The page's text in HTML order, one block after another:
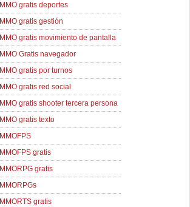
MMO gratis deportes
MMO gratis gestión
MMO gratis movimiento de pantalla
MMO Gratis navegador
MMO gratis por turnos
MMO gratis red social
MMO gratis shooter tercera persona
MMO gratis texto
MMOFPS
MMOFPS gratis
MMORPG gratis
MMORPGs
MMORTS gratis